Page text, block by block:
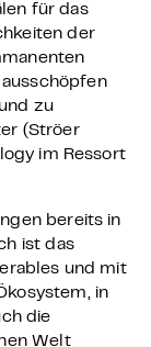
für das
der
zu
(Ströer
im Ressort
bereits in
ist das
und mit
in
die
Welt